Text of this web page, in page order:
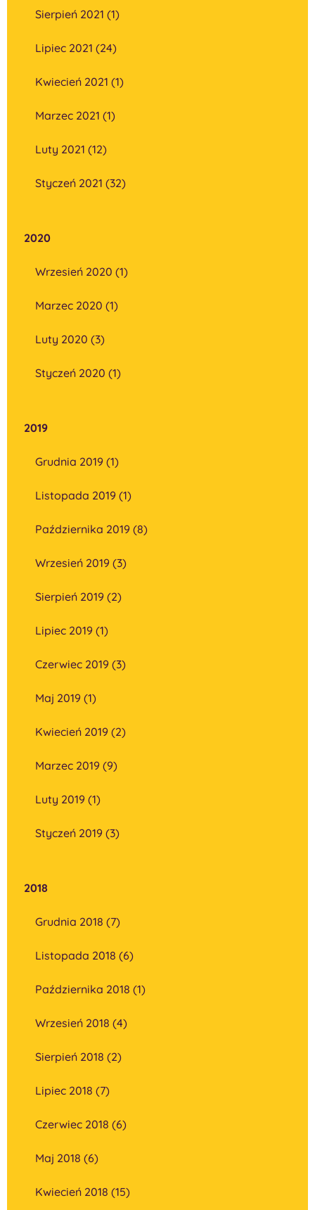
Sierpień 2021 (1)
Lipiec 2021 (24)
Kwiecień 2021 (1)
Marzec 2021 (1)
Luty 2021 (12)
Styczeń 2021 (32)
2020
Wrzesień 2020 (1)
Marzec 2020 (1)
Luty 2020 (3)
Styczeń 2020 (1)
2019
Grudnia 2019 (1)
Listopada 2019 (1)
Października 2019 (8)
Wrzesień 2019 (3)
Sierpień 2019 (2)
Lipiec 2019 (1)
Czerwiec 2019 (3)
Maj 2019 (1)
Kwiecień 2019 (2)
Marzec 2019 (9)
Luty 2019 (1)
Styczeń 2019 (3)
2018
Grudnia 2018 (7)
Listopada 2018 (6)
Października 2018 (1)
Wrzesień 2018 (4)
Sierpień 2018 (2)
Lipiec 2018 (7)
Czerwiec 2018 (6)
Maj 2018 (6)
Kwiecień 2018 (15)